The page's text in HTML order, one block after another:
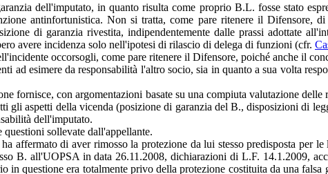
dell'imputato, in quanto risulta come proprio B.L. fosse stato
antinfortunistica. Non si tratta, come pare ritenere il Difensore,
di garanzia rivestita, indipendentemente dalle prassi adottate
avere incidenza solo nell'ipotesi di rilascio di delega di funzioni (cfr.
occorsogli, come pare ritenere il Difensore, poiché anche il
ad esimere da responsabilità l'altro socio, sia in quanto a sua volta
fornisce, con argomentazioni basate su una compiuta valutazione
gli aspetti della vicenda (posizione di garanzia del B., disposizioni di
dell'imputato.
questioni sollevate dall'appellante.
affermato di aver rimosso la protezione da lui stesso predisposta per
B. all'UOPSA in data 26.11.2008, dichiarazioni di L.F. 14.1.2009,
questione era totalmente privo della protezione costituita da una falsa